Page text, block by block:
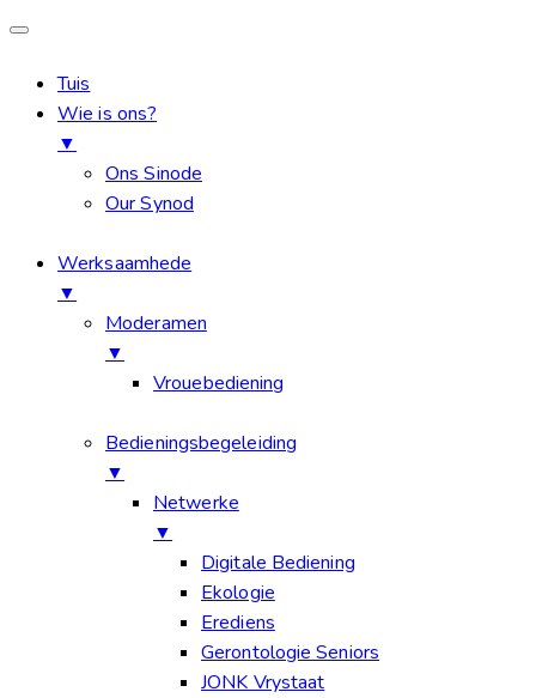
Tuis
Wie is ons?
▼
Ons Sinode
Our Synod
Werksaamhede
▼
Moderamen
▼
Vrouebediening
Bedieningsbegeleiding
▼
Netwerke
▼
Digitale Bediening
Ekologie
Erediens
Gerontologie Seniors
JONK Vrystaat